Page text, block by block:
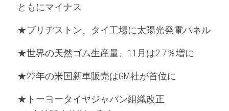
ともにマイナス
★ブリヂストン、タイ工場に太陽光発電パネル
★世界の天然ゴム生産量、11月は2.7％増に
★22年の米国新車販売はGM社が首位に
★トーヨータイヤジャパン組織改正